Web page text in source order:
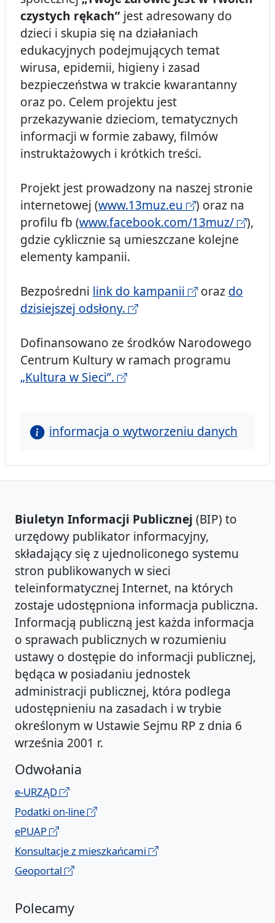
czystych rękach” jest adresowany do
dzieci i skupia się na działaniach
edukacyjnych podejmujących temat
wirusa, epidemii, higieny i zasad
bezpieczeństwa w trakcie kwarantanny
oraz po. Celem projektu jest
przekazywanie dzieciom, tematycznych
informacji w formie zabawy, filmów
instruktażowych i krótkich treści.
Projekt jest prowadzony na naszej stronie
internetowej (www.13muz.eu
) oraz na
profilu fb (www.facebook.com/13muz/
),
gdzie cyklicznie są umieszczane kolejne
elementy kampanii.
Bezpośredni link do kampanii oraz do
dzisiejszej odsłony.
Dofinansowano ze środków Narodowego
Centrum Kultury w ramach programu
„Kultura w Sieci”.
informacja o wytworzeniu danych
Biuletyn Informacji Publicznej (BIP) to
urzędowy publikator informacyjny,
składający się z ujednoliconego systemu
stron publikowanych w sieci
teleinformatycznej Internet, na których
zostaje udostępniona informacja publiczna.
Informacją publiczną jest każda informacja
o sprawach publicznych w rozumieniu
ustawy o dostępie do informacji publicznej,
będąca w posiadaniu jednostek
administracji publicznej, która podlega
udostępnieniu na zasadach i w trybie
określonym w Ustawie Sejmu RP z dnia 6
września 2001 r.
Odwołania
e-URZĄD
Podatki on-line
ePUAP
Konsultacje z mieszkańcami
Geoportal
Polecamy